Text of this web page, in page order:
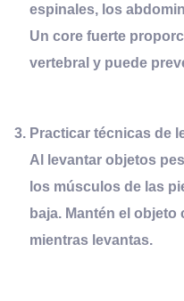
espinales, los
Un core fuerte
vertebral y puede
Practicartécnicas de l
Al levantar objetos
los músculos de las
baja. Mantén el
mientras levantas.